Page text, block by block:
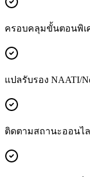
ครอบคลุมขั้นตอนพิเศ
แปลรับรอง NAATI/
ติดตามสถานะออนไล